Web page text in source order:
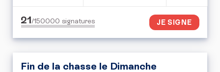
21/150000 signatures JE SIGNE
Fin de la chasse le Dimanche